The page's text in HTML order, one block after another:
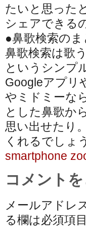
たいと思った
シェアできる
●鼻歌検索のま
鼻歌検索は歌
というシンプ
Googleアプリ
やミドミーな
とした鼻歌か
思い出せたり
くれるでしょ
smartphone
コメント
メールアドレ
る欄は必須項